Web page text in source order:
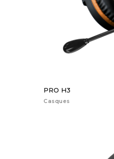
PRO H3
Casques